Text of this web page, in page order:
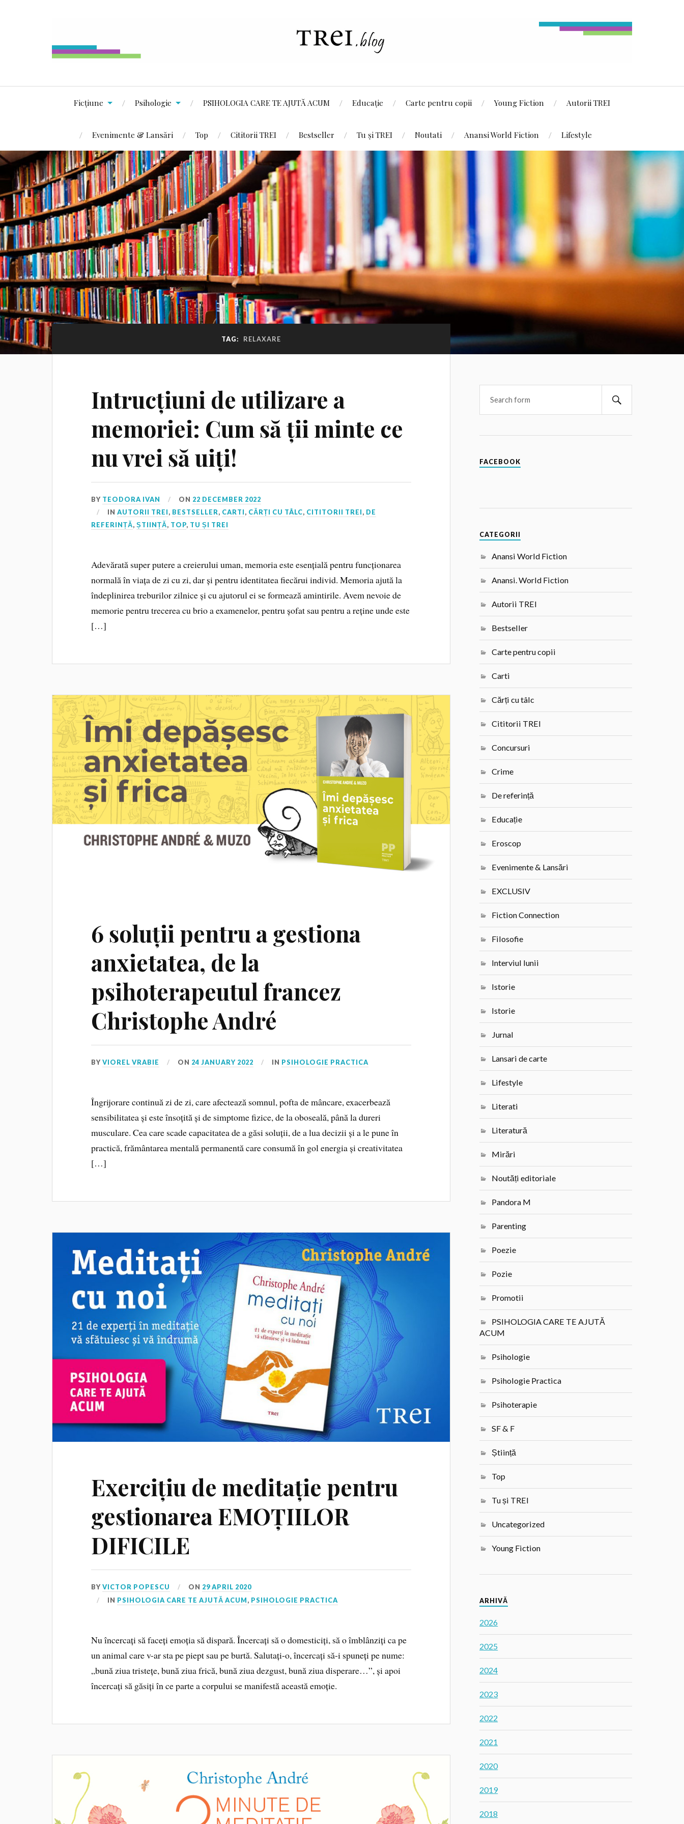
Ficțiune Psihologie PSIHOLOGIA CARE TE AJUTĂ ACUM Educație Carte pentru copii Young Fiction Autorii TREI
Evenimente & Lansări Top Cititorii TREI Bestseller Tu și TREI Noutati Anansi World Fiction Lifestyle
TAG: RELAXARE
Intrucțiuni de utilizare a
memoriei: Cum să ții minte ce
nu vrei să uiți!
BY TEODORA IVAN ON 22 DECEMBER 2022
INAUTORII TREI, BESTSELLER, CARTI, CĂRȚI CU TÂLC, CITITORII TREI, DE
REFERINȚĂ,ȘTIINȚĂ, TOP, TU ȘI TREI
Adevărată super putere a creierului uman, memoria este esențială pentru funcționarea
normală în viața de zi cu zi, dar și pentru identitatea fiecărui individ. Memoria ajută la
îndeplinirea treburilor zilnice și cu ajutorul ei se formează amintirile. Avem nevoie de
memorie pentru trecerea cu brio a examenelor, pentru șofat sau pentru a reține unde este
[…]
6 soluții pentru a gestiona
anxietatea, de la
psihoterapeutul francez
Christophe André
BYVIOREL VRABIE ON 24 JANUARY 2022 IN PSIHOLOGIE PRACTICA
Îngrijorare continuă zi de zi, care afectează somnul, pofta de mâncare, exacerbează
sensibilitatea și este însoțită și de simptome fizice, de la oboseală, până la dureri
musculare. Cea care scade capacitatea de a găsi soluții, de a lua decizii și a le pune în
practică, frământarea mentală permanentă care consumă în gol energia și creativitatea
[…]
Exercițiu de meditație pentru
gestionarea EMOȚIILOR
DIFICILE
BYVICTOR POPESCU ON 29 APRIL 2020
IN PSIHOLOGIA CARE TE AJUTĂ ACUM, PSIHOLOGIE PRACTICA
Nu încercați să faceți emoția să dispară. Încercați să o domesticiți, să o îmblânziți ca pe
un animal care v-ar sta pe piept sau pe burtă. Salutați-o, încercați să-i spuneți pe nume:
„bună ziua tristețe, bună ziua frică, bună ziua dezgust, bună ziua disperare…”, și apoi
încercați să găsiți în ce parte a corpului se manifestă această emoție.
FACEBOOK
CATEGORII
Anansi World Fiction
Anansi. World Fiction
Autorii TREI
Bestseller
Carte pentru copii
Carti
Cărți cu tâlc
Cititorii TREI
Concursuri
Crime
De referință
Educație
Eroscop
Evenimente & Lansări
EXCLUSIV
Fiction Connection
Filosofie
Interviul lunii
Istorie
Istorie
Jurnal
Lansari de carte
Lifestyle
Literati
Literatură
Mirări
Noutăți editoriale
Pandora M
Parenting
Poezie
Pozie
Promotii
PSIHOLOGIA CARE TE AJUTĂ
ACUM
Psihologie
Psihologie Practica
Psihoterapie
SF & F
Știință
Top
Tu și TREI
Uncategorized
Young Fiction
ARHIVĂ
2026
2025
2024
2023
2022
2021
2020
2019
2018